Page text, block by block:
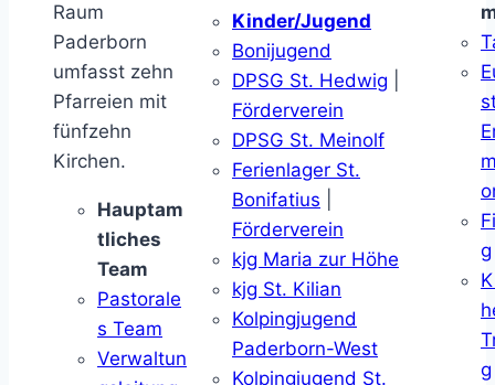
Raum
Paderborn
umfasst zehn
Pfarreien mit
fünfzehn
Kirchen.
Hauptam
tliches
Team
Pastorale
s Team
Verwaltun
Kinder/Jugend
Bonijugend
DPSG St. Hedwig
Förderverein
DPSG St. Meinolf
Ferienlager St.
Bonifatius
Förderverein
kjg Maria zur Höhe
kjg St. Kilian
Kolpingjugend
Paderborn-West
Kolpingjugend St.
g
g